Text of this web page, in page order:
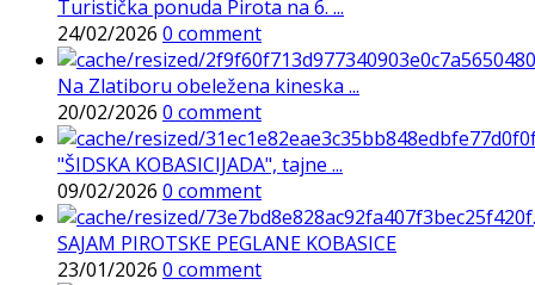
Turistička ponuda Pirota na 6. ...
24/02/2026 0 comment
Na Zlatiboru obeležena kineska ...
20/02/2026 0 comment
"ŠIDSKA KOBASICIJADA", tajne ...
09/02/2026 0 comment
SAJAM PIROTSKE PEGLANE KOBASICE
23/01/2026 0 comment